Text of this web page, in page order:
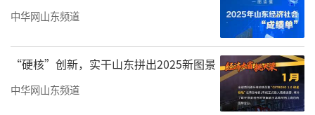
中华网山东频道
“硬核”创新，实干山东拼出2025新图景
中华网山东频道